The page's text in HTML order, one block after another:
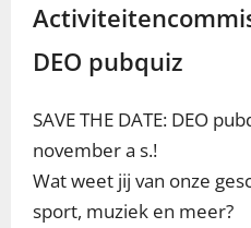
DEO pubquiz
SAVE THE DATE: DEO
november a s.!
Wat weet jij van onze
sport, muziek en meer?